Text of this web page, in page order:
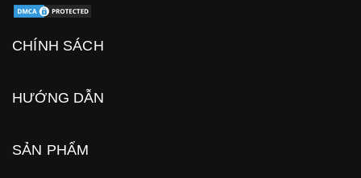
CHÍNH SÁCH
HƯỚNG DẪN
SẢN PHẨM